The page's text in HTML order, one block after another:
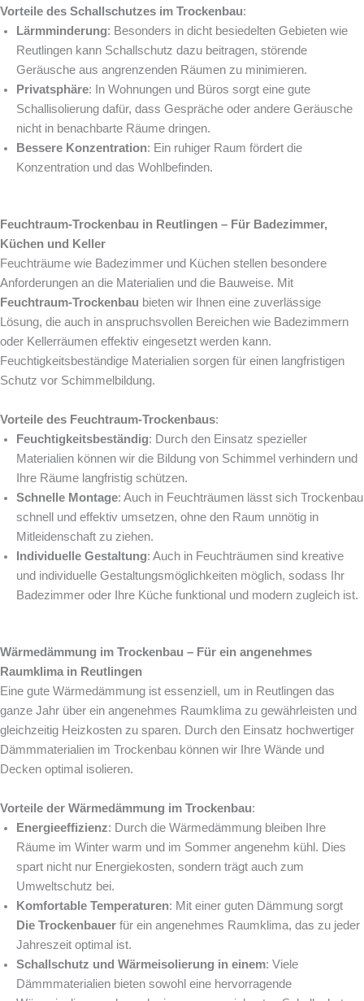
Vorteile des Schallschutzes im Trockenbau:
Lärmminderung: Besonders in dicht besiedelten Gebieten wie
Reutlingen kann Schallschutz dazu beitragen, störende
Geräusche aus angrenzenden Räumen zu minimieren.
Privatsphäre: In Wohnungen und Büros sorgt eine gute
Schallisolierung dafür, dass Gespräche oder andere Geräusche
nicht in benachbarte Räume dringen.
Bessere Konzentration: Ein ruhiger Raum fördert die
Konzentration und das Wohlbefinden.
Feuchtraum-Trockenbau in Reutlingen – Für Badezimmer,
Küchen und Keller
Feuchträume wie Badezimmer und Küchen stellen besondere
Anforderungen an die Materialien und die Bauweise. Mit
Feuchtraum-Trockenbau bieten wir Ihnen eine zuverlässige
Lösung, die auch in anspruchsvollen Bereichen wie Badezimmern
oder Kellerräumen effektiv eingesetzt werden kann.
Feuchtigkeitsbeständige Materialien sorgen für einen langfristigen
Schutz vor Schimmelbildung.
Vorteile des Feuchtraum-Trockenbaus:
Feuchtigkeitsbeständig: Durch den Einsatz spezieller
Materialien können wir die Bildung von Schimmel verhindern und
Ihre Räume langfristig schützen.
Schnelle Montage: Auch in Feuchträumen lässt sich Trockenbau
schnell und effektiv umsetzen, ohne den Raum unnötig in
Mitleidenschaft zu ziehen.
Individuelle Gestaltung: Auch in Feuchträumen sind kreative
und individuelle Gestaltungsmöglichkeiten möglich, sodass Ihr
Badezimmer oder Ihre Küche funktional und modern zugleich ist.
Wärmedämmung im Trockenbau – Für ein angenehmes
Raumklima in Reutlingen
Eine gute Wärmedämmung ist essenziell, um in Reutlingen das
ganze Jahr über ein angenehmes Raumklima zu gewährleisten und
gleichzeitig Heizkosten zu sparen. Durch den Einsatz hochwertiger
Dämmmaterialien im Trockenbau können wir Ihre Wände und
Decken optimal isolieren.
Vorteile der Wärmedämmung im Trockenbau:
Energieeffizienz: Durch die Wärmedämmung bleiben Ihre
Räume im Winter warm und im Sommer angenehm kühl. Dies
spart nicht nur Energiekosten, sondern trägt auch zum
Umweltschutz bei.
Komfortable Temperaturen: Mit einer guten Dämmung sorgt
Die Trockenbauer für ein angenehmes Raumklima, das zu jeder
Jahreszeit optimal ist.
Schallschutz und Wärmeisolierung in einem: Viele
Dämmmaterialien bieten sowohl eine hervorragende